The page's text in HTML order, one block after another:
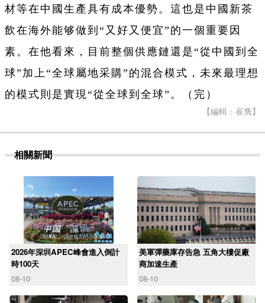
材等在中國生產具有成本優勢。這也是中國新茶
飲在海外能够做到“又好又便宜”的一個重要因
素。在他看來，目前整個供應鏈還是“從中國到全
球”加上“全球屬地采購”的混合模式，未來最理想
的模式則是實現“從全球到全球”。（完）
【編輯：崔隽】
相關新聞
2026年深圳APEC峰會進入倒計
時100天
08-10
美軍彈藥庫存告急 五角大樓促廠
商加速生產
08-10